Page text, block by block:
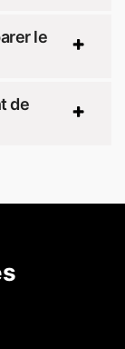
le
de